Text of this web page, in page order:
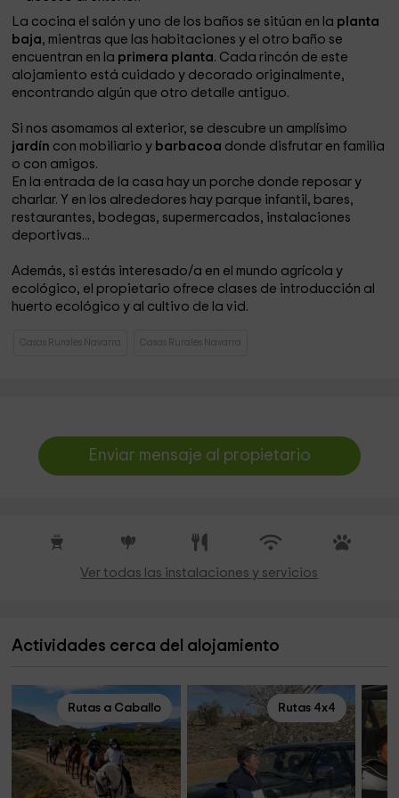
La cocina el salón y uno de los baños se sitúan en la planta
baja, mientras que las habitaciones y el otro baño se
encuentran en la primera planta. Cada rincón de este
alojamiento está cuidado y decorado originalmente,
encontrando algún que otro detalle antiguo.
Si nos asomamos al exterior, se descubre un amplísimo
jardín con mobiliario y barbacoa donde disfrutar en familia
o con amigos.
En la entrada de la casa hay un porche donde reposar y
charlar. Y en los alrededores hay parque infantil, bares,
restaurantes, bodegas, supermercados, instalaciones
deportivas...
Además, si estás interesado/a en el mundo agrícola y
ecológico, el propietario ofrece clases de introducción al
huerto ecológico y al cultivo de la vid.
Casas Rurales Navarra Casas Rurales Navarra
Enviar mensaje al propietario
Ver todas las instalaciones y servicios
Actividades cerca del alojamiento
Rutas a Caballo Rutas 4x4